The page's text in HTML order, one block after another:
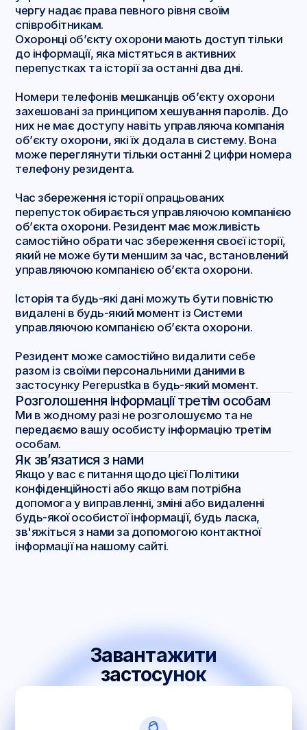
чергу надає права певного рівня своїм
співробітникам.
Охоронці об’єкту охорони мають доступ тільки
до інформації, яка містяться в активних
перепустках та історії за останні два дні.
Номери телефонів мешканців об’єкту охорони
захешовані за принципом хешування паролів. До
них не має доступу навіть управляюча компанія
об’єкту охорони, які їх додала в систему. Вона
може переглянути тільки останні 2 цифри номера
телефону резидента.
Час збереження історії опрацьованих
перепусток обирається управляючою компанією
об’єкта охорони. Резидент має можливість
самостійно обрати час збереження своєї історії,
який не може бути меншим за час, встановлений
управляючою компанією об’єкта охорони.
Історія та будь-які дані можуть бути повністю
видалені в будь-який момент із Системи
управляючою компанією об’єкта охорони.
Резидент може самостійно видалити себе
разом із своїми персональними даними в
застосунку Perepustka в будь-який момент.
Розголошення інформації третім особам
Ми в жодному разі не розголошуємо та не
передаємо вашу особисту інформацію третім
особам.
Як зв’язатися з нами
Якщо у вас є питання щодо цієї Політики
конфіденційності або якщо вам потрібна
допомога у виправленні, зміні або видаленні
будь-якої особистої інформації, будь ласка,
зв'яжіться з нами за допомогою контактної
інформації на нашому сайті.
Завантажити
застосунок